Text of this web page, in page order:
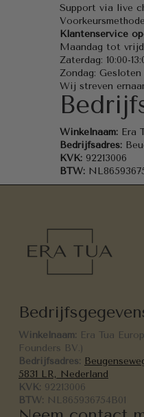
Support via live
Klantenservice
Maandag tot
Zaterdag: 10:00-
Zondag: Gesloten
Wij streven
Winkelnaam: Era
Bedrijfsadres:
KVK: 92213006
BTW:
Winkelnaam: Era Tua
Founders BV.)
Bedrijfsadres:
5831 LR, Nederland
KVK: 92213006
BTW: NL865936754B01